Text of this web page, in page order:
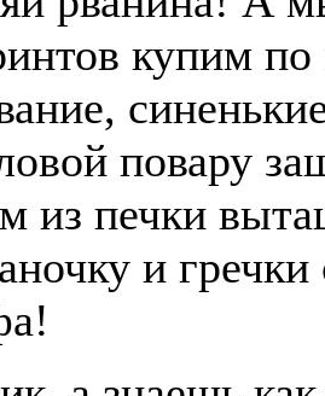
купим
повару
из печки
и